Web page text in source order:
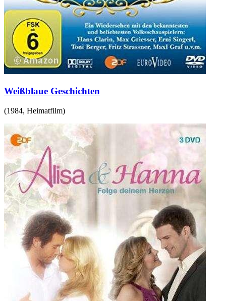
Weißblaue Geschichten
(1984, Heimatfilm)